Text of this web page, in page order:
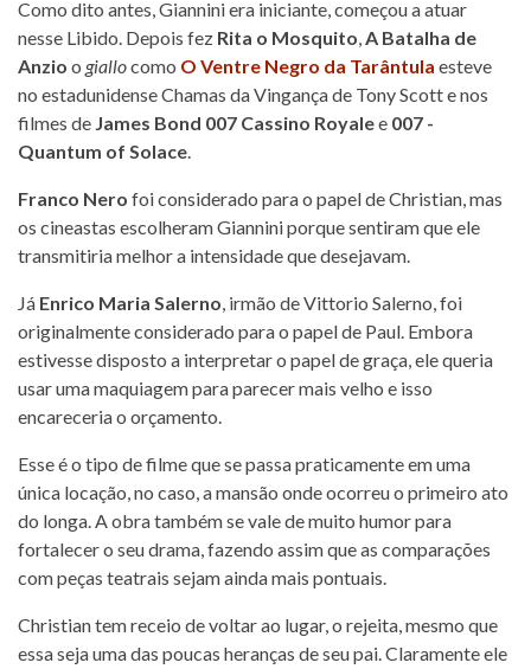
Como dito antes, Giannini era iniciante, começou a atuar
nesse Libido. Depois fez Rita o Mosquito,A Batalha de
Anzio o giallocomo O Ventre Negro da Tarântula esteve
no estadunidense Chamas da Vingança de Tony Scott e nos
filmes de James Bond 007 Cassino Royalee 007 -
Quantum of Solace.
Franco Nero foi considerado para o papel de Christian, mas
os cineastas escolheram Giannini porque sentiram que ele
transmitiria melhor a intensidade que desejavam.
Já Enrico Maria Salerno, irmão de Vittorio Salerno, foi
originalmente considerado para o papel de Paul. Embora
estivesse disposto a interpretar o papel de graça, ele queria
usar uma maquiagem para parecer mais velho e isso
encareceria o orçamento.
Esse é o tipo de filme que se passa praticamente em uma
única locação, no caso, a mansão onde ocorreu o primeiro ato
do longa. A obra também se vale de muito humor para
fortalecer o seu drama, fazendo assim que as comparações
com peças teatrais sejam ainda mais pontuais.
Christian tem receio de voltar ao lugar, o rejeita, mesmo que
essa seja uma das poucas heranças de seu pai. Claramente ele